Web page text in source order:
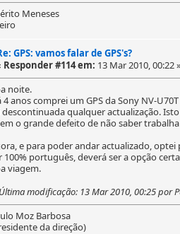
Meneses
GPS: vamos falar de GPS's?
Responder #114 em: 13 Mar 2010, 00:22
noite.
4 anos comprei um GPS da Sony NV-
qualquer actualização.
o grande defeito de não saber
e para poder andar actualizado,
100% português, deverá ser a opção
viagem.
Última modificação: 13 Mar 2010, 00:25 por
Moz Barbosa
da direção)